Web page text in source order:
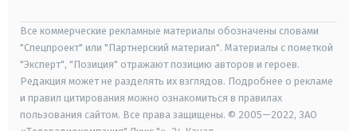
Все коммерческие рекламные материалы обозначены словами
"Спецпроект" или "Партнерский материал". Материалы с пометкой
"Эксперт", "Позиция" отражают позицию авторов и героев.
Редакция может не разделять их взглядов. Подробнее о рекламе
и правил цитирования можно ознакомиться в правилах
пользования сайтом. Все права защищены. © 2005—2022, ЗАО